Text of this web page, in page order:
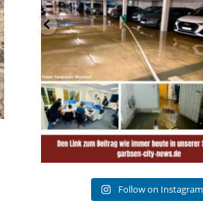
Follow on Instagram